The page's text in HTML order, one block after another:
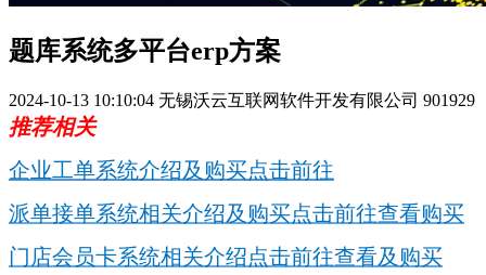
题库系统多平台erp方案
2024-10-13 10:10:04 无锡沃云互联网软件开发有限公司 901929
推荐相关
企业工单系统介绍及购买点击前往
派单接单系统相关介绍及购买点击前往查看购买
门店会员卡系统相关介绍点击前往查看及购买